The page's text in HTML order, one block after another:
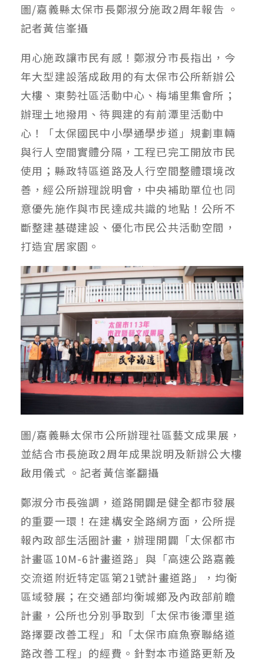
圖/嘉義縣太保市長鄭淑分施政2周年報告 。
記者黃信峯攝
用心施政讓市民有感！鄭淑分市長指出，今
年大型建設落成啟用的有太保市公所新辦公
大樓、東勢社區活動中心、梅埔里集會所；
辦理土地撥用、待興建的有前潭里活動中
心！「太保國民中小學通學步道」規劃車輛
與行人空間實體分隔，工程已完工開放市民
使用；縣政特區道路及人行空間整體環境改
善，經公所辦理說明會，中央補助單位也同
意優先施作與市民達成共識的地點！公所不
斷整建基礎建設、優化市民公共活動空間，
打造宜居家園。
圖/嘉義縣太保市公所辦理社區藝文成果展，
並結合市長施政2周年成果說明及新辦公大樓
啟用儀式 。記者黃信峯翻攝
鄭淑分市長強調，道路開闢是健全都市發展
的重要一環！在建構安全路網方面，公所提
報內政部生活圈計畫，辦理開闢「太保都市
計畫區10M-6計畫道路」與「高速公路嘉義
交流道附近特定區第21號計畫道路」，均衡
區域發展；在交通部均衡城鄉及內政部前瞻
計畫，公所也分別爭取到「太保市後潭里道
路擇要改善工程」和「太保市麻魚寮聯絡道
路改善工程」的經費。針對本市道路更新及